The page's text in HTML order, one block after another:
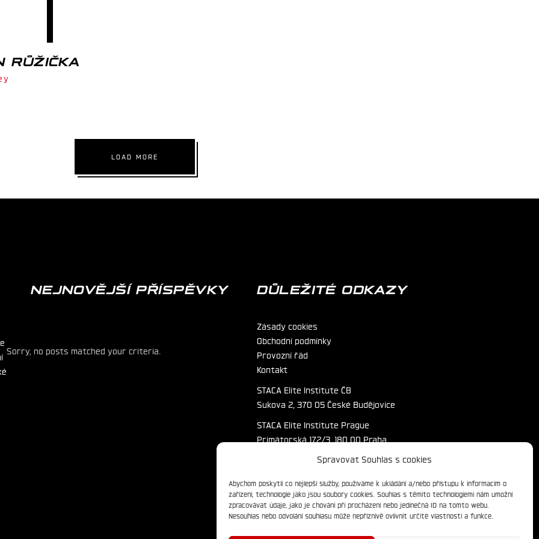
Spravovat Souhlas s cookies
Abychom poskytli co nejlepší služby, používáme k ukládání a/nebo přístupu k informacím o
zařízení, technologie jako jsou soubory cookies. Souhlas s těmito technologiemi nám umožní
zpracovávat údaje, jako je chování při procházení nebo jedinečná ID na tomto webu.
Nesouhlas nebo odvolání souhlasu může nepříznivě ovlivnit určité vlastnosti a funkce.
RŮŽIČKA
LOAD MORE
NEJNOVĚJŠÍ PŘÍSPĚVKY
Sorry, no posts matched your criteria.
DŮLEŽITÉ ODKAZY
Zásady cookies
Obchodní podmínky
Provozní řád
Kontakt
STACA Elite Institute ČB
Sukova 2, 370 05 České Budějovice
STACA Elite Institute Prague
Primátorská 172/3, 180 00 Praha